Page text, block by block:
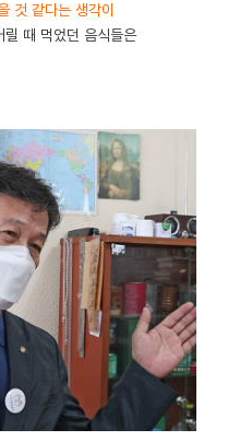
것 같다는 생각이
릴 때 먹었던 음식들은